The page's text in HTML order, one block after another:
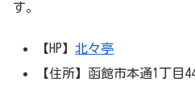
す。
【HP】北々亭
【住所】函館市本通1丁目